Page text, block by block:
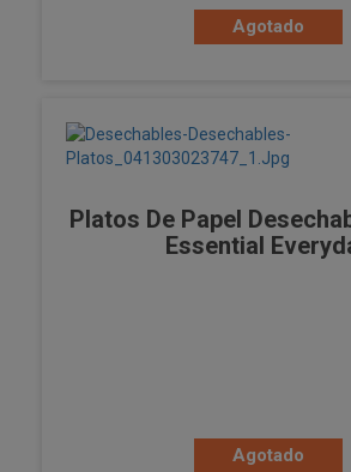
Agotado
Platos De Papel
Essential
Agotado